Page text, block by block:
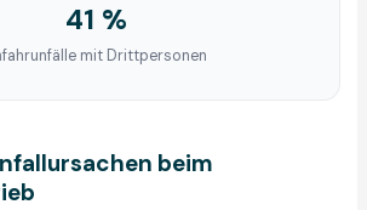
41 %
mit Drittpersonen
beim